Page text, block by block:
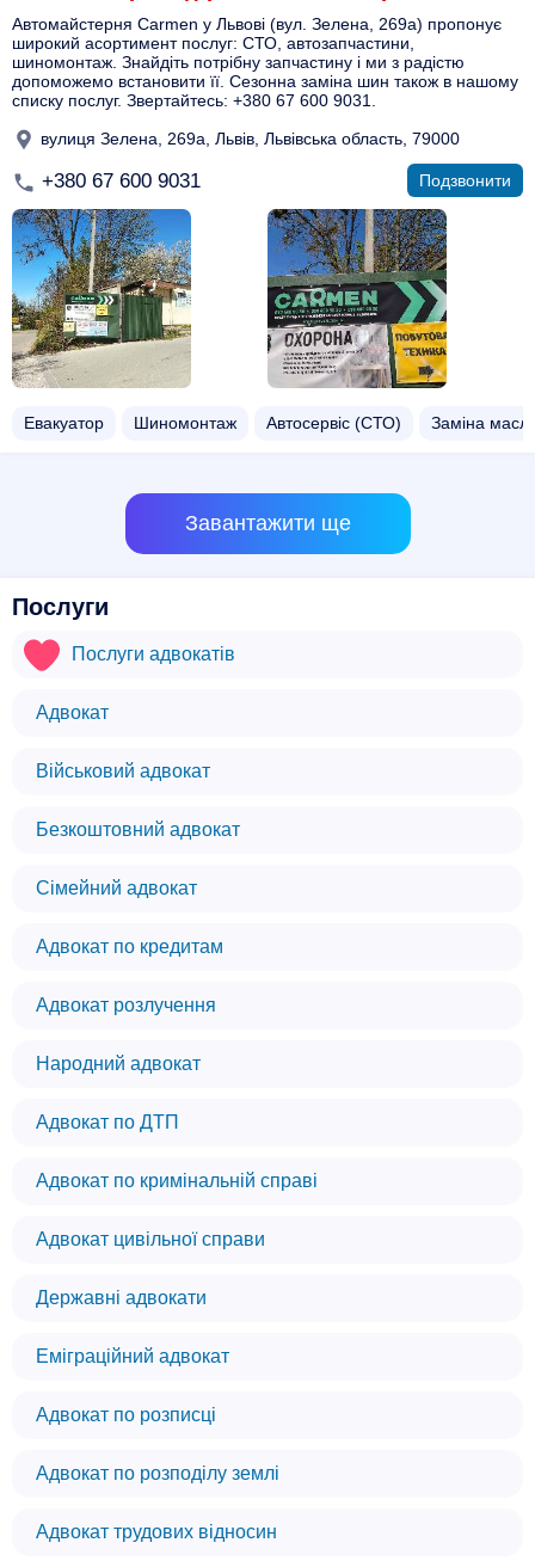
Автомайстерня Carmen у Львові (вул. Зелена, 269а) пропонує
широкий асортимент послуг: СТО, автозапчастини,
шиномонтаж. Знайдіть потрібну запчастину і ми з радістю
допоможемо встановити її. Сезонна заміна шин також в нашому
списку послуг. Звертайтесь: +380 67 600 9031.
вулиця Зелена, 269а, Львів, Львівська область, 79000
+380 67 600 9031 Подзвонити
Евакуатор Шиномонтаж Автосервіс (СТО) Заміна
Завантажити ще
Послуги
Послуги адвокатів
Адвокат
Військовий адвокат
Безкоштовний адвокат
Сімейний адвокат
Адвокат по кредитам
Адвокат розлучення
Народний адвокат
Адвокат по ДТП
Адвокат по кримінальній справі
Адвокат цивільної справи
Державні адвокати
Еміграційний адвокат
Адвокат по розписці
Адвокат по розподілу землі
Адвокат трудових відносин